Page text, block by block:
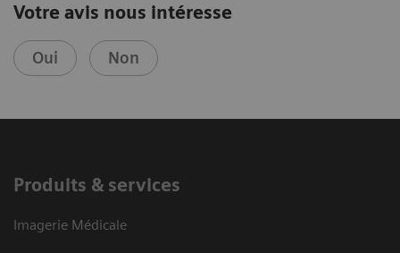
Votre avis nous intéresse
Oui Non
Produits & services
Imagerie Médicale